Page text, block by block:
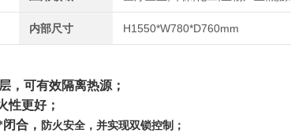
内部尺寸 H1550*W780*D760mm
，可有效隔离热源；
性更好；
合， 防火安全，并实现双锁控制；